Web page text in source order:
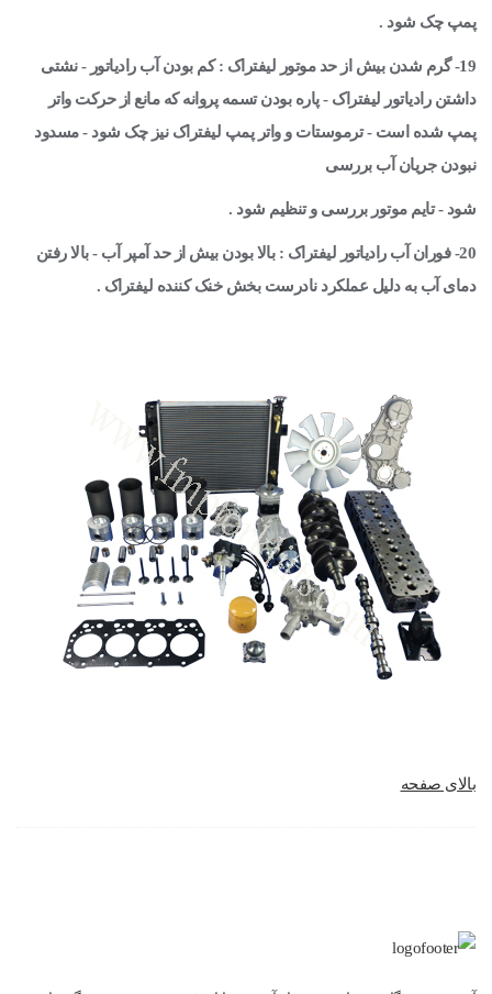
پمپ چک شود .
19- گرم شدن بیش از حد موتور لیفتراک : کم بودن آب رادیاتور - نشتی
داشتن رادیاتور لیفتراک - پاره بودن تسمه پروانه که مانع از حرکت واتر
پمپ شده است - ترموستات و واتر پمپ لیفتراک نیز چک شود - مسدود
نبودن جریان آب بررسی
شود - تایم موتور بررسی و تنظیم شود .
20- فوران آب رادیاتور لیفتراک : بالا بودن بیش از حد آمپر آب - بالا رفتن
دمای آب به دلیل عملکرد نادرست بخش خنک کننده لیفتراک .
بالای صفحه